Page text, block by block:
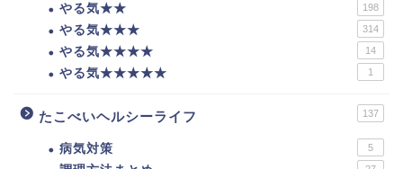
やる気★★ 198
やる気★★★ 314
やる気★★★★ 14
やる気★★★★★ 1
たこべいヘルシーライフ 137
病気対策 5